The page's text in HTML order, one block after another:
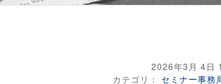
2026年3月 4日
カテゴリ： セミナー事務